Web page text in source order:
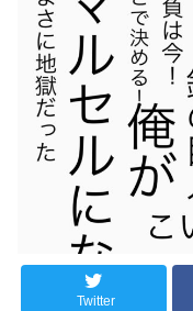
Twitter